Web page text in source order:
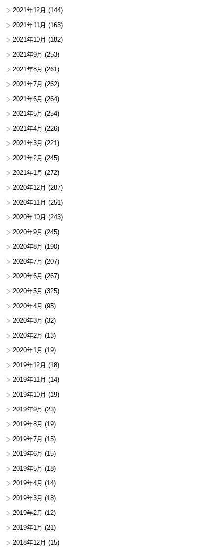
2021年12月 (144)
2021年11月 (163)
2021年10月 (182)
2021年9月 (253)
2021年8月 (261)
2021年7月 (262)
2021年6月 (264)
2021年5月 (254)
2021年4月 (226)
2021年3月 (221)
2021年2月 (245)
2021年1月 (272)
2020年12月 (287)
2020年11月 (251)
2020年10月 (243)
2020年9月 (245)
2020年8月 (190)
2020年7月 (207)
2020年6月 (267)
2020年5月 (325)
2020年4月 (95)
2020年3月 (32)
2020年2月 (13)
2020年1月 (19)
2019年12月 (18)
2019年11月 (14)
2019年10月 (19)
2019年9月 (23)
2019年8月 (19)
2019年7月 (15)
2019年6月 (15)
2019年5月 (18)
2019年4月 (14)
2019年3月 (18)
2019年2月 (12)
2019年1月 (21)
2018年12月 (15)